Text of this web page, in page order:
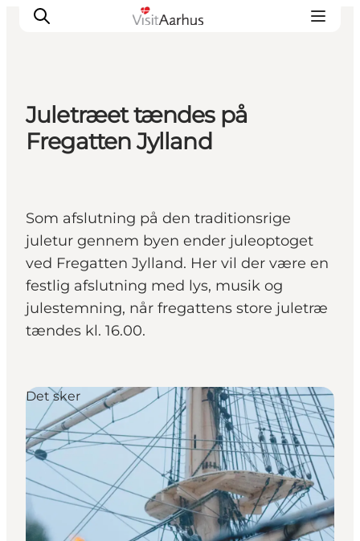
Oplevelser
Kalender
Transport
Juletræet tændes på
Fregatten Jylland
Som afslutning på den traditionsrige
juletur gennem byen ender juleoptoget
ved Fregatten Jylland. Her vil der være en
festlig afslutning med lys, musik og
julestemning, når fregattens store juletræ
tændes kl. 16.00.
Det sker